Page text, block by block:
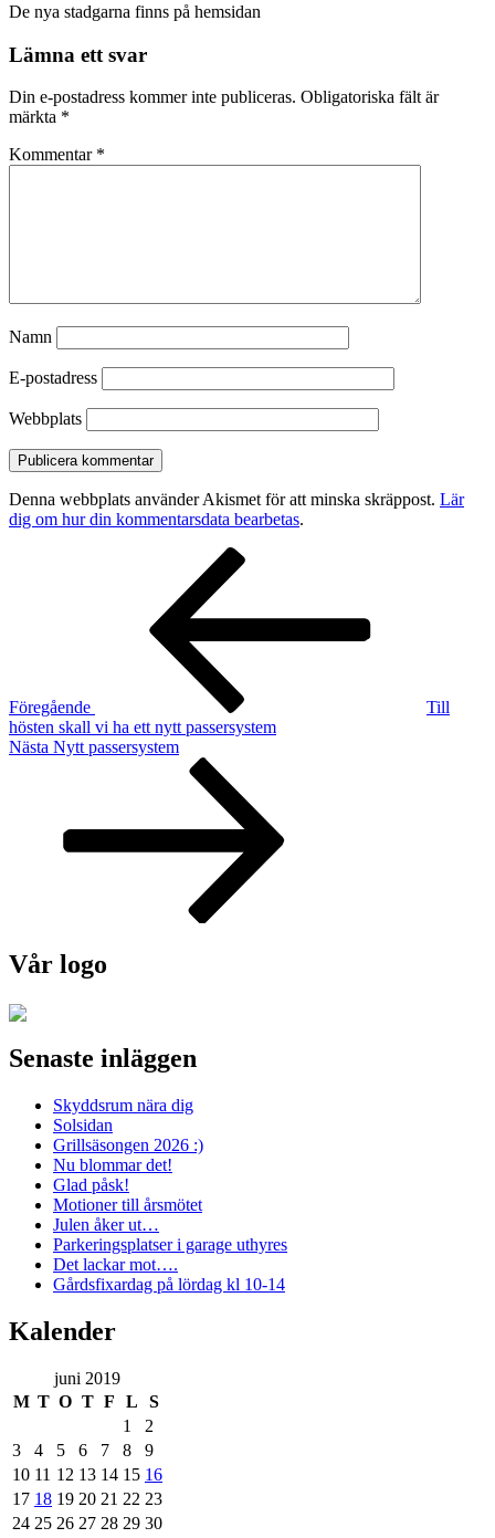
De nya stadgarna finns på hemsidan
Lämna ett svar
Din e-postadress kommer inte publiceras. Obligatoriska fält är
märkta *
Kommentar *
Namn
E-postadress
Webbplats
Denna webbplats använder Akismet för att minska skräppost. Lär
dig om hur din kommentarsdata bearbetas.
Inläggsnavigering
Föregående
Till
hösten skall vi ha ett nytt passersystem
Nästa
Nästa Nytt passersystem
Vår logo
Senaste inläggen
Skyddsrum nära dig
Solsidan
Grillsäsongen 2026 :)
Nu blommar det!
Glad påsk!
Motioner till årsmötet
Julen åker ut…
Parkeringsplatser i garage uthyres
Det lackar mot….
Gårdsfixardag på lördag kl 10-14
Kalender
juni 2019
M T O T F L
S
1
2
3
4 5 6 7 8
9
10 11 12 13 14 15 16
17 18 19 20 21 22 23
24 25 26 27 28 29 30